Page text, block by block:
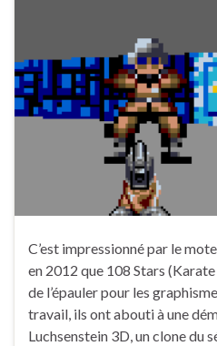
C’est impressionné par le
en 2012 que 108 Stars
de l’épauler pour les
travail, ils ont abouti à une
Luchsenstein 3D, un clone du